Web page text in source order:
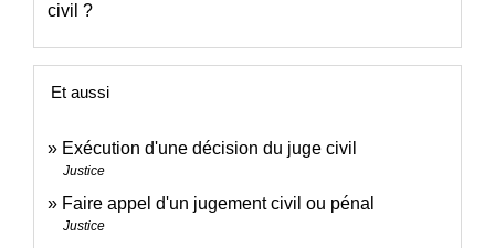
civil ?
Et aussi
Exécution d'une décision du juge civil
Justice
Faire appel d'un jugement civil ou pénal
Justice